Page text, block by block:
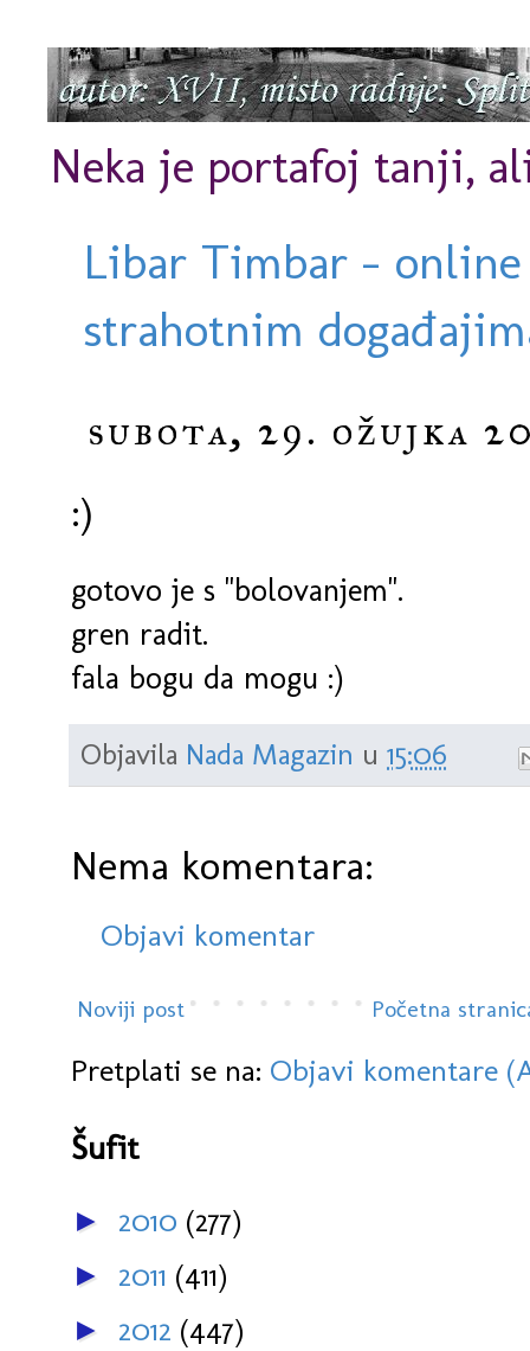
Neka je portafoj tanji,
Libar Timbar -
strahotnim
subota, 29. ožujka
:)
gotovo je s "bolovanjem".
gren radit.
fala bogu da mogu :)
Objavila Nada Magazin u 15:06
Nema komentara:
Objavi komentar
Noviji post Početna
Pretplati se na: Objavi komentare
Šufit
► 2010 (277)
► 2011 (411)
► 2012 (447)